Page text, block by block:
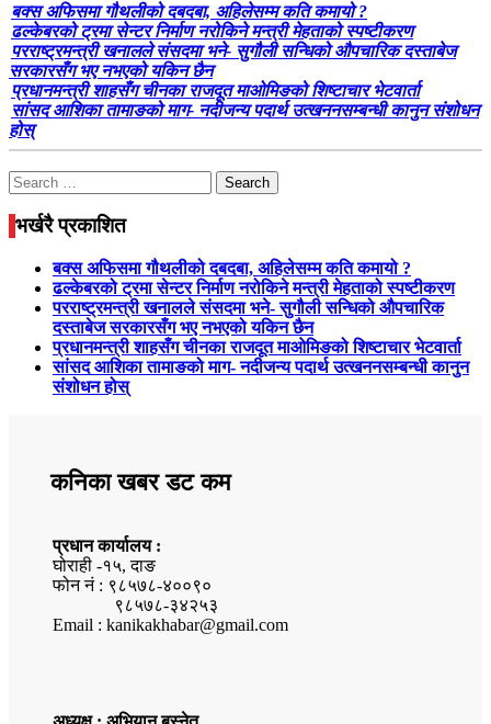
बक्स अफिसमा गौथलीको दबदबा, अहिलेसम्म कति कमायो ?
ढल्केबरको ट्रमा सेन्टर निर्माण नरोकिने मन्त्री मेहताको स्पष्टीकरण
परराष्ट्रमन्त्री खनालले संसदमा भने- सुगौली सन्धिको औपचारिक दस्ताबेज
सरकारसँग भए नभएको यकिन छैन
प्रधानमन्त्री शाहसँग चीनका राजदूत माओमिङको शिष्टाचार भेटवार्ता
सांसद आशिका तामाङको माग- नदीजन्य पदार्थ उत्खननसम्बन्धी कानुन संशोधन
होस्
Search
for:
भर्खरै प्रकाशित
बक्स अफिसमा गौथलीको दबदबा, अहिलेसम्म कति कमायो ?
ढल्केबरको ट्रमा सेन्टर निर्माण नरोकिने मन्त्री मेहताको स्पष्टीकरण
परराष्ट्रमन्त्री खनालले संसदमा भने- सुगौली सन्धिको औपचारिक
दस्ताबेज सरकारसँग भए नभएको यकिन छैन
प्रधानमन्त्री शाहसँग चीनका राजदूत माओमिङको शिष्टाचार भेटवार्ता
सांसद आशिका तामाङको माग- नदीजन्य पदार्थ उत्खननसम्बन्धी कानुन
संशोधन होस्
कनिका खबर डट कम
प्रधान कार्यालय :
घोराही -१५, दाङ
फोन नं : ९८५७८-४००९०
९८५७८-३४२५३
Email : kanikakhabar@gmail.com